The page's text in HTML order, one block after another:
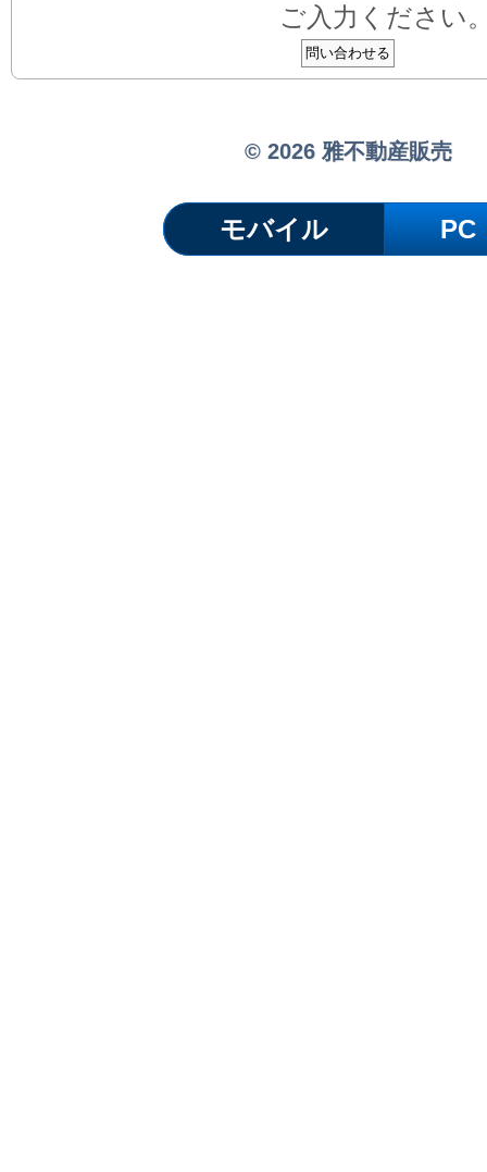
ご入力ください
© 2026 雅不動産販売
モバイル PC